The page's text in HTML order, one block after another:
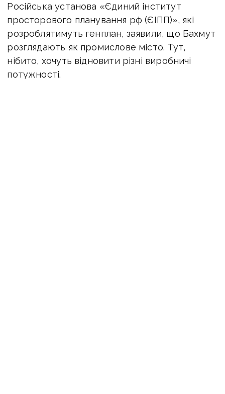
Російська установа «Єдиний інститут
просторового планування рф (ЄІПП)», які
розроблятимуть генплан, заявили, що Бахмут
розглядають як промислове місто. Тут,
нібито, хочуть відновити різні виробничі
потужності.